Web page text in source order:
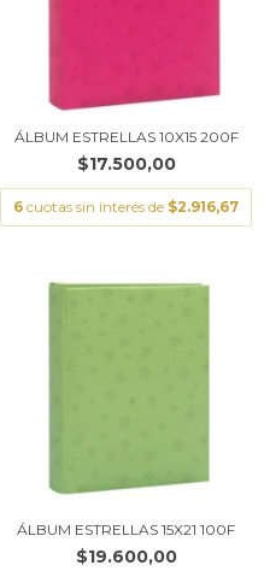
ÁLBUM ESTRELLAS 10X15 200F
$17.500,00
6 cuotas sin interés de $2.916,67
ÁLBUM ESTRELLAS 15X21 100F
$19.600,00